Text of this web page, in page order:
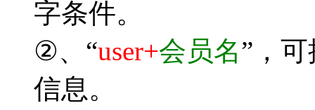
字条件。
②、“user+会员名”，
信息。